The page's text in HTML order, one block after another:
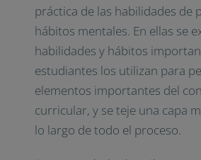
práctica de las habilidades de
hábitos mentales. En ellas se
habilidades y hábitos
estudiantes los utilizan para
elementos importantes del
curricular, y se teje una capa
lo largo de todo el proceso.